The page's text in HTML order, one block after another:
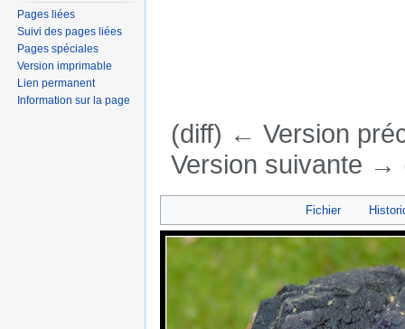
(diff) ← Version
Version suivante →
Fichier
Pages liées
Suivi des pages liées
Pages spéciales
Version imprimable
Lien permanent
Information sur la page